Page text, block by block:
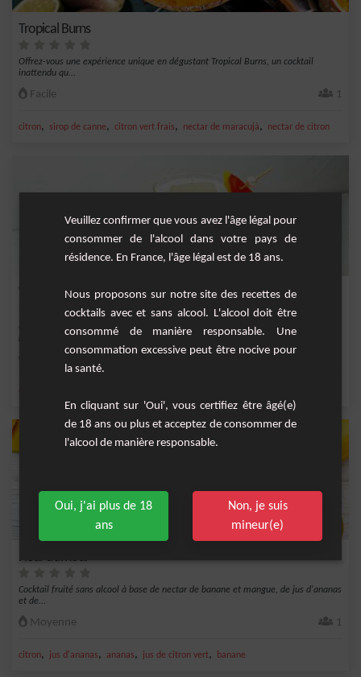
Tropical Burns
Offrez-vous une expérience unique en dégustant Tropical Burns, un cocktail
inattendu qu...
Facile 1
citron, sirop de canne, citron vert frais, nectar de maracujà, nectar de citron
Yellow Five
Le cocktail à base de whisky, ananas, citron et miel est un excellent choix pour les
pe...
citron
Fleur d’amour
Cocktail fruité sans alcool à base de nectar de banane et mangue, de jus d'ananas
et de...
Moyenne 1
citron, jus d'ananas, ananas, jus de citron vert, banane
Veuillez confirmer que vous avez l'âge légal pour
consommer de l'alcool dans votre pays de
résidence. En France, l'âge légal est de 18 ans.
Nous proposons sur notre site des recettes de
cocktails avec et sans alcool. L'alcool doit être
consommé de manière responsable. Une
consommation excessive peut être nocive pour
la santé.
En cliquant sur 'Oui', vous certifiez être âgé(e)
de 18 ans ou plus et acceptez de consommer de
l'alcool de manière responsable.
Oui, j'ai plus de 18
ans
Non, je suis
mineur(e)